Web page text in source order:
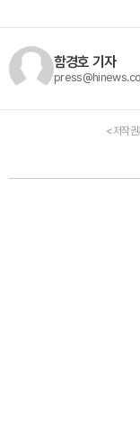
함경호 기자
<저작